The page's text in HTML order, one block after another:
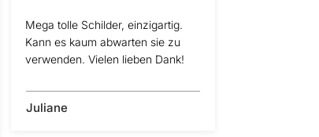
Mega tolle Schilder, einzigartig.
Kann es kaum abwarten sie zu
verwenden. Vielen lieben Dank!
Juliane